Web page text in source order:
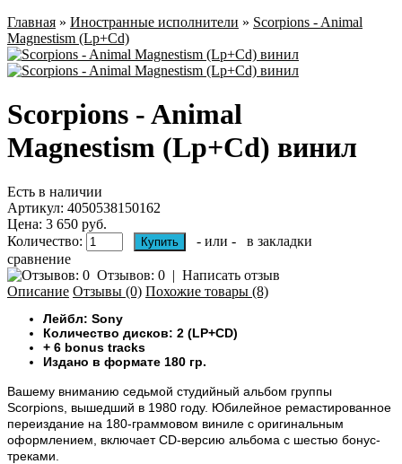
Главная » Иностранные исполнители » Scorpions - Animal
Magnestism (Lp+Cd)
Scorpions - Animal
Magnestism (Lp+Cd) винил
Есть в наличии
Артикул: 4050538150162
Цена: 3 650 руб.
Количество:
- или -
в закладки
сравнение
Отзывов: 0 | Написать отзыв
Описание Отзывы (0) Похожие товары (8)
Лейбл: Sony
Количество дисков: 2 (LP+CD)
+ 6 bonus tracks
Издано в формате 180 гр.
Вашему вниманию седьмой студийный альбом группы
Scorpions, вышедший в 1980 году. Юбилейное ремастированное
переиздание на 180-граммовом виниле с оригинальным
оформлением, включает CD-версию альбома c шестью бонус-
треками.